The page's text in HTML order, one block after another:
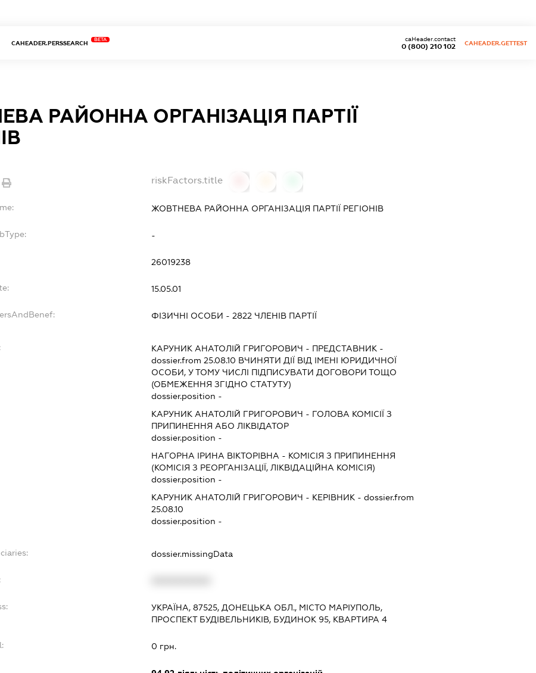
CAHEADER.PERSSEARCH
BETA
0 (800) 210 102
caHeader.contact
CAHEADER.GETTEST
РАЙОННА ОРГАНІЗАЦІЯ ПАРТІЇ
riskFactors.title
ЖОВТНЕВА РАЙОННА ОРГАНІЗАЦІЯ ПАРТІЇ РЕГІОНІВ
-
26019238
15.05.01
ФІЗИЧНІ ОСОБИ - 2822 ЧЛЕНІВ ПАРТІЇ
КАРУНИК АНАТОЛІЙ ГРИГОРОВИЧ - ПРЕДСТАВНИК -
dossier.from 25.08.10 ВЧИНЯТИ ДІЇ ВІД ІМЕНІ ЮРИДИЧНОЇ
ОСОБИ, У ТОМУ ЧИСЛІ ПІДПИСУВАТИ ДОГОВОРИ ТОЩО
(ОБМЕЖЕННЯ ЗГІДНО СТАТУТУ)
dossier.position -
КАРУНИК АНАТОЛІЙ ГРИГОРОВИЧ - ГОЛОВА КОМІСІЇ З
ПРИПИНЕННЯ АБО ЛІКВІДАТОР
dossier.position -
НАГОРНА ІРИНА ВІКТОРІВНА - КОМІСІЯ З ПРИПИНЕННЯ
(КОМІСІЯ З РЕОРГАНІЗАЦІЇ, ЛІКВІДАЦІЙНА КОМІСІЯ)
dossier.position -
КАРУНИК АНАТОЛІЙ ГРИГОРОВИЧ - КЕРІВНИК - dossier.from
25.08.10
dossier.position -
dossier.missingData
УКРАЇНА, 87525, ДОНЕЦЬКА ОБЛ., МІСТО МАРІУПОЛЬ,
ПРОСПЕКТ БУДІВЕЛЬНИКІВ, БУДИНОК 95, КВАРТИРА 4
0 грн.